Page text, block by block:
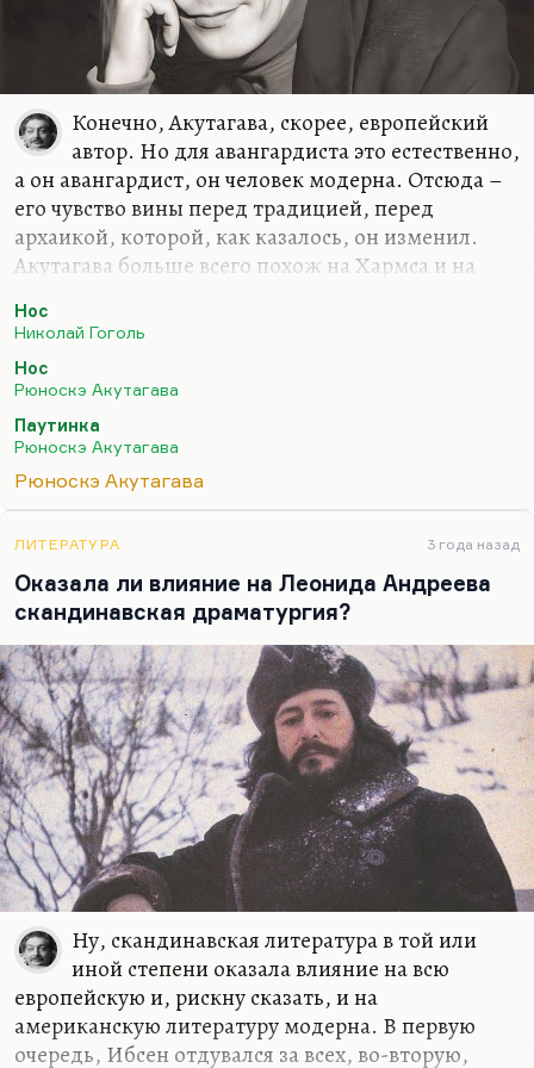
Конечно, Акутагава, скорее, европейский
автор. Но для авангардиста это естественно,
а он авангардист, он человек модерна. Отсюда –
его чувство вины перед традицией, перед
архаикой, которой, как казалось, он изменил.
Акутагава больше всего похож на Хармса и на
поведенчески они похожи очень. Кафка и
– это такой тройник, к ним добавляющийся.
Я думаю, что Акутагава и русская литература,
вообще японская и русская литература близки по
одному критерию – по понятию предельности.
литература потому так устремлена к смерти,
Нос
Николай Гоголь
Нос
Рюноскэ Акутагава
Паутинка
Рюноскэ Акутагава
Рюноскэ Акутагава
ЛИТЕРАТУРА 3 года назад
Оказала ли влияние на Леонида Андреева
скандинавская драматургия?
Ну, скандинавская литература в той или
иной степени оказала влияние на всю
европейскую и, рискну сказать, и на
американскую литературу модерна. В первую
очередь, Ибсен отдувался за всех, во-вторую,